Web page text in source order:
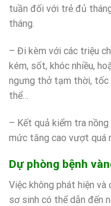
tuần đối với trẻ đủ
tháng.
– Đi kèm với các triệu
kém, sốt, khóc nhiều,
ngưng thở tạm thời, tốc
thể…
– Kết quả kiểm tra
mức tăng cao vượt quá
Dự phòng bệnh
Việc không phát hiện
sơ sinh có thể dẫn đến